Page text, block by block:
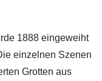
1888 eingeweiht
einzelnen Szenen
Grotten aus